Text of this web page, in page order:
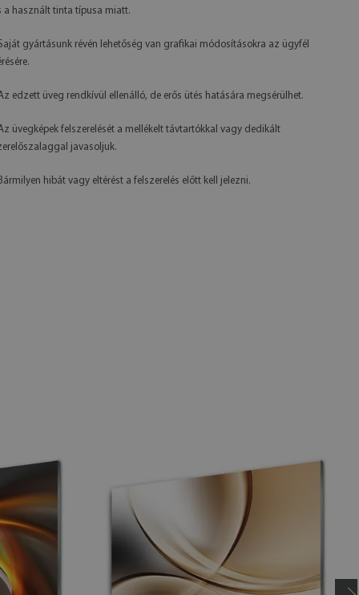
a használt tinta típusa miatt.
gyártásunk révén lehetőség van grafikai módosításokra az ügyfél
edzett üveg rendkívül ellenálló, de erős ütés hatására megsérülhet.
üvegképek felszerelését a mellékelt távtartókkal vagy dedikált
javasoljuk.
hibát vagy eltérést a felszerelés előtt kell jelezni.